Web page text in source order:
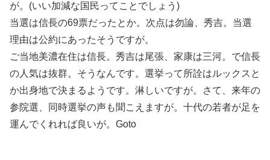
が。(いい加減な国民ってことでしょう)
当選は信長の69票だったとか。次点は勿論、秀吉。当選
理由は公約にあったそうですが。
ご当地美濃在住は信長。秀吉は尾張、家康は三河。で信長
の人気は抜群。そうなんです。選挙って所詮はルックスと
か出身地で決まるようです。淋しいですが。さて、来年の
参院選、同時選挙の声も聞こえますが。十代の若者が足を
運んでくれれば良いが。Goto